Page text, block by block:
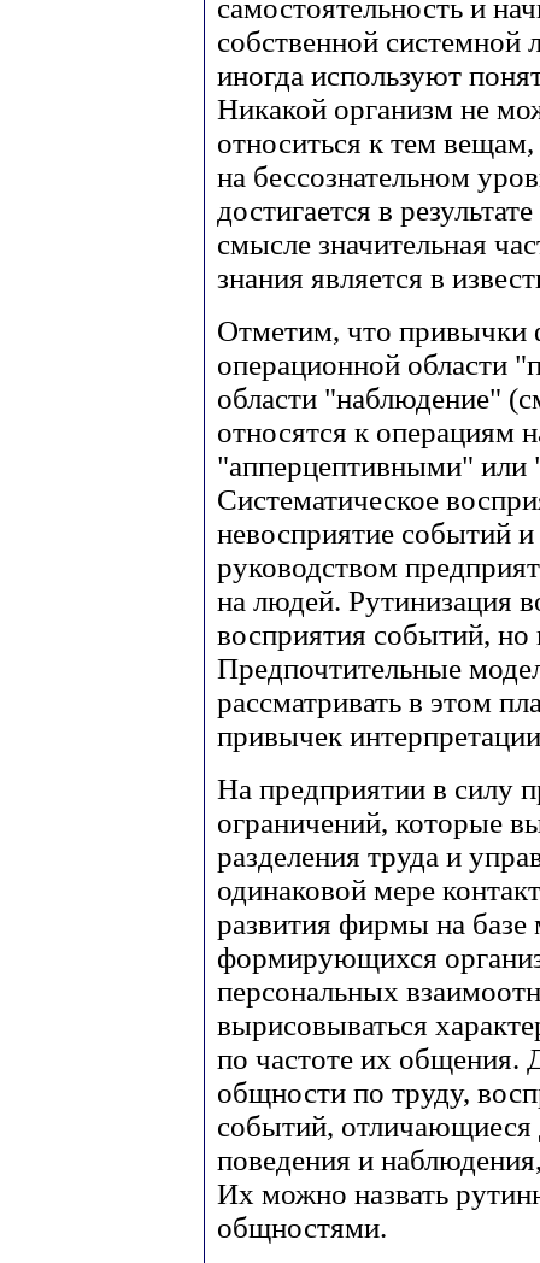
самостоятельность и
собственной системной
иногда используют
Никакой организм не
относиться к тем
на бессознательном
достигается в
смысле значительная
знания является в
Отметим, что привычки
операционной области
области "наблюдение"
относятся к операциям
"апперцептивными"
Систематическое
невосприятие событий
руководством
на людей. Рутинизация
восприятия событий,
Предпочтительные
рассматривать в этом
привычек
На предприятии в силу
ограничений, которые
разделения труда и
одинаковой мере
развития фирмы на базе
формирующихся
персональных
вырисовываться
по частоте их общения.
общности по труду,
событий, отличающиеся
поведения и
Их можно назвать
общностями.